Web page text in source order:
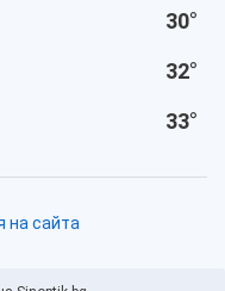
30°
32°
33°
на сайта